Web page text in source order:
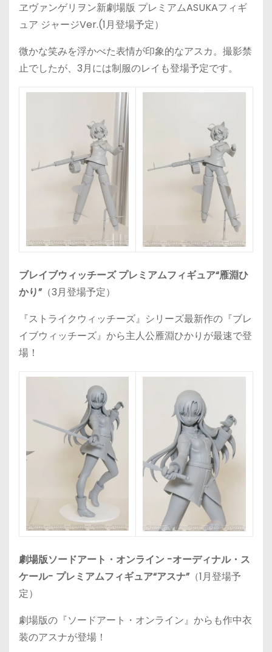
ヱヴァンゲリヲン新劇場版 プレミアムASUKAフィギ
ュア ジャージVer.(1月登場予定）
微かな笑みを浮かべた表情が印象的なアスカ。撮影禁
止でしたが、3月には制服のレイも登場予定です。
ブレイブウィッチーズ プレミアムフィギュア“雁淵ひ
かり”（3月登場予定）
『ストライクウィッチーズ』シリーズ最新作の『ブレ
イブウィッチーズ』から主人公雁淵ひかりが最速で登
場！
劇場版ソードアート・オンライン -オーディナル・ス
ケール- プレミアムフィギュア“アスナ”（1月登場予
定）
劇場版の『ソードアート・オンライン』からも作中衣
装のアスナが登場！